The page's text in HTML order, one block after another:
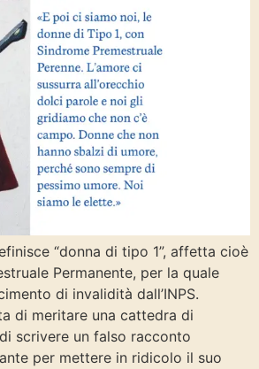
“donna di tipo 1”, affetta cioè
Permanente, per la quale
di invalidità dall’INPS.
di meritare una cattedra di
scrivere un falso racconto
per mettere in ridicolo il suo